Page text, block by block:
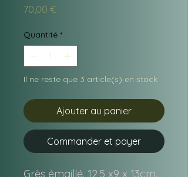
70,00 €Prix
Quantité *
Il ne reste que 3 article(s) en stock
Ajouter au panier
Commander et payer
Grès émaillé. 12,5 x9 x 13cm.